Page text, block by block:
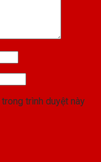
trình duyệt này